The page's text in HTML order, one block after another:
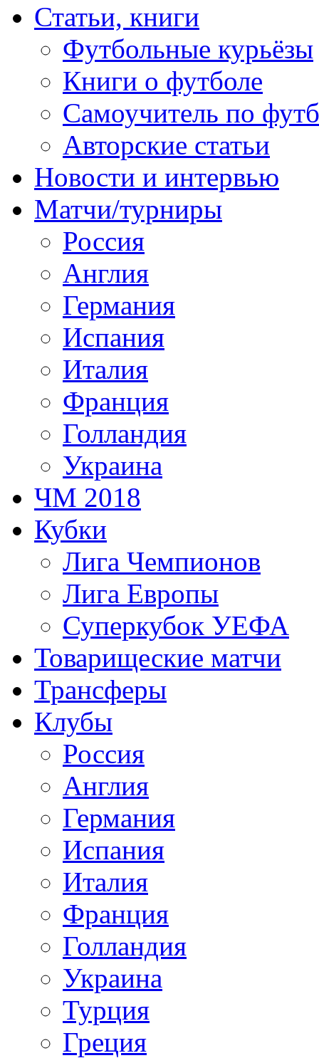
Статьи, книги
Футбольные курьёзы
Книги о футболе
Самоучитель по
Авторские статьи
Новости и интервью
Матчи/турниры
Россия
Англия
Германия
Испания
Италия
Франция
Голландия
Украина
ЧМ 2018
Кубки
Лига Чемпионов
Лига Европы
Суперкубок УЕФА
Товарищеские матчи
Трансферы
Клубы
Россия
Англия
Германия
Испания
Италия
Франция
Голландия
Украина
Турция
Греция